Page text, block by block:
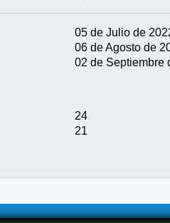
05 de Julio de
06 de Agosto de
02 de Septiembre
24
21